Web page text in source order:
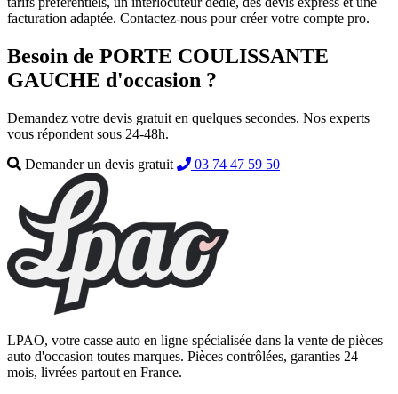
facturation adaptée. Contactez-nous pour créer votre compte pro.
Besoin de PORTE COULISSANTE
GAUCHE d'occasion ?
Demandez votre devis gratuit en quelques secondes. Nos experts
vous répondent sous 24-48h.
Demander un devis gratuit
03 74 47 59 50
LPAO, votre casse auto en ligne spécialisée dans la vente de pièces
auto d'occasion toutes marques. Pièces contrôlées, garanties 24
mois, livrées partout en France.